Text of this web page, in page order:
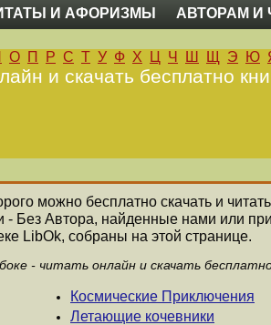
И АФОРИЗМЫ АВТОРАМ И
О П Р С Т У Ф Х Ц Ч Ш Щ Э Ю
и скачать бесплатно
можно бесплатно скачать и
- Без Автора, найденные нами или
LibOk, собраны на этой странице.
- читать онлайн и скачать
Космические Приключения
Летающие кочевники